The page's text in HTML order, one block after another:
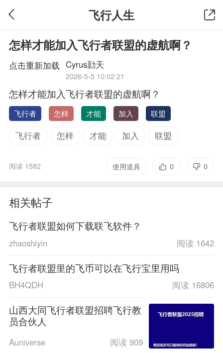
飞行人生
怎样才能加入飞行者联盟的虚航啊？
点击重新加载 Cyrus勍天
2026-5-5 10:02:21
怎样才能加入飞行者联盟的虚航啊？
飞行者 怎样 才能 加入 联盟
飞行者 怎样 才能 加入 联盟
阅读 1582 0
0
使用道具
相关帖子
飞行者联盟如何下载联飞软件？
zhaoshiyin 阅读 1642
飞行者联盟里的飞币可以在飞行宝里用吗
BH4QDH 阅读 16806
山西大同飞行者联盟招聘飞行教
员合伙人
Auniverse 阅读 909